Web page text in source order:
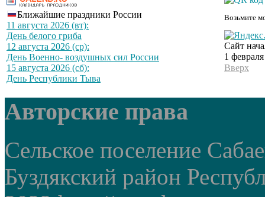
Ближайшие праздники России
11 августа 2026 (вт):
День белого гриба
12 августа 2026 (ср):
День Военно- воздушных сил России
15 августа 2026 (сб):
День Республики Тыва
Возьмите
Сайт
1
Вверх
Авторские права
Сельское поселение
Буздякский район